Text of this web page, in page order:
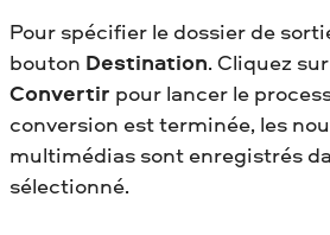
Pour spécifier le dossier de
bouton Destination. Cliquez
Convertir pour lancer le
conversion est terminée, les
multimédias sont enregistrés
sélectionné.